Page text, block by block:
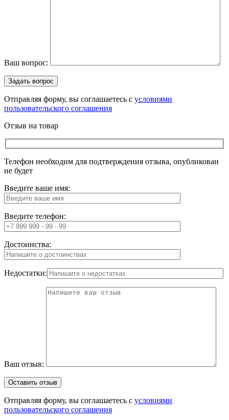
Ваш вопрос:
Отправляя форму, вы соглашаетесь с условиями
пользовательского соглашения
Отзыв на товар
Телефон необходим для подтверждения отзыва, опубликован
не будет
Введите ваше имя:
Введите телефон:
Достоинства:
Недостатки:
Ваш отзыв:
Отправляя форму, вы соглашаетесь с условиями
пользовательского соглашения